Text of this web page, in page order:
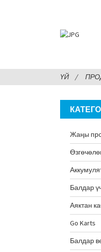
ҮЙ
Жаңы
Балдар
Аяктан
Go Karts
Балдар